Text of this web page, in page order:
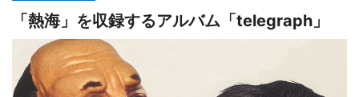
「熱海」を収録するアルバム「telegraph」